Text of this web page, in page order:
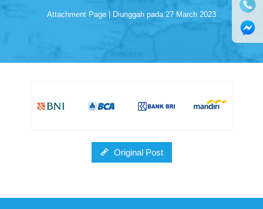
Attachment Page | Diunggah pada 27 March 2023
Original Post